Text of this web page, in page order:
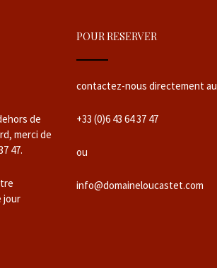
de
merci de
47.
jour
POUR RESERVER
contactez-nous directement au
+33 (0)6 43 64 37 47
ou
info@domaineloucastet.com